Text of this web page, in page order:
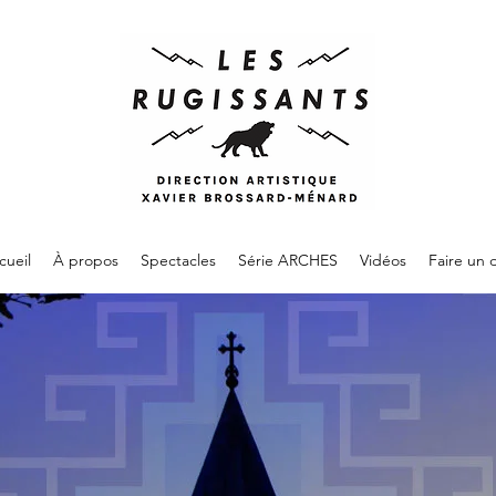
À propos Spectacles Série ARCHES Vidéos Faire un